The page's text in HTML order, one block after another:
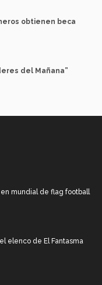
obtienen beca
del Mañana”
mundial de flag football
elenco de El Fantasma